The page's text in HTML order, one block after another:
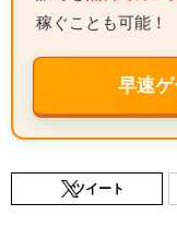
稼ぐことも可能！
早速
ツイート